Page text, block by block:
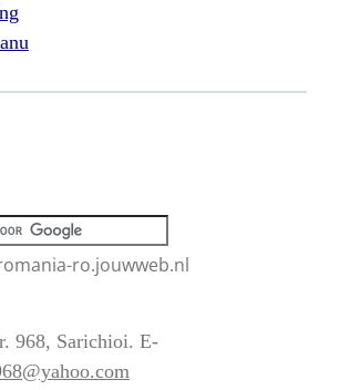
ro.jouwweb.nl
968, Sarichioi. E-